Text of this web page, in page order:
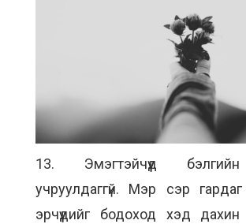
13. Эмэгтэйчүүд
учруулдаггүй. Мэр сэр
эрчүүдийг бодоход хэд